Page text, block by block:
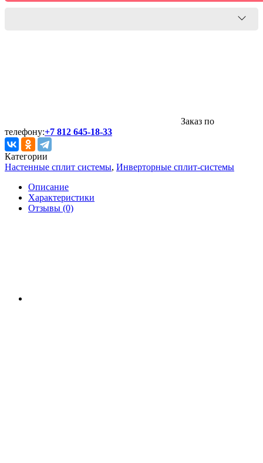
Заказ по
телефону:+7 812 645-18-33
Категории
Настенные сплит системы, Инверторные сплит-системы
Описание
Характеристики
Отзывы (0)